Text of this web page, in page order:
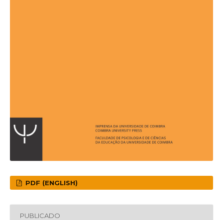
PDF (ENGLISH)
PUBLICADO